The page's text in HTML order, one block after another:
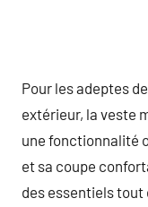
Pour les adeptes
extérieur, la veste
une fonctionnalité
et sa coupe
des essentiels